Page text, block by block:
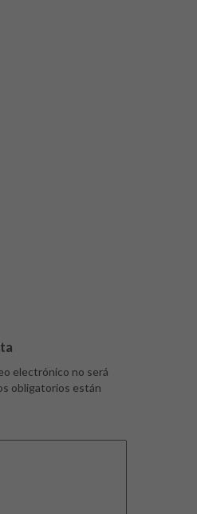
electrónico no será
obligatorios están